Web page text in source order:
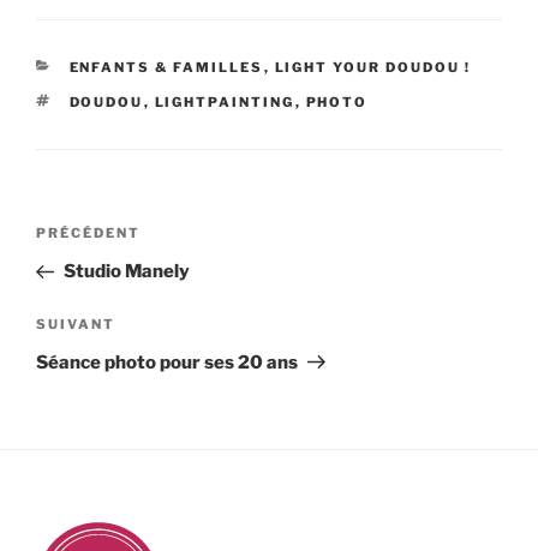
CATÉGORIES
ENFANTS & FAMILLES , LIGHT YOUR DOUDOU !
ÉTIQUETTES
DOUDOU , LIGHTPAINTING , PHOTO
Navigation
l’article
Article
précédent
PRÉCÉDENT
Studio Manely
Article
suivant
SUIVANT
Séance photo pour ses 20 ans